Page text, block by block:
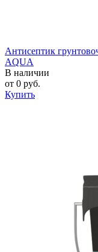
Антисептик
AQUA
В наличии
от 0 руб.
Купить